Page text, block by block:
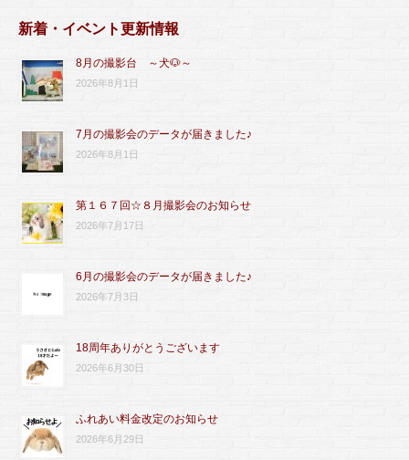
新着・イベント更新情報
8月の撮影台 ～犬🐶～
2026年8月1日
7月の撮影会のデータが届きました♪
2026年8月1日
第１６７回☆８月撮影会のお知らせ
2026年7月17日
6月の撮影会のデータが届きました♪
2026年7月3日
18周年ありがとうございます
2026年6月30日
ふれあい料金改定のお知らせ
2026年6月29日